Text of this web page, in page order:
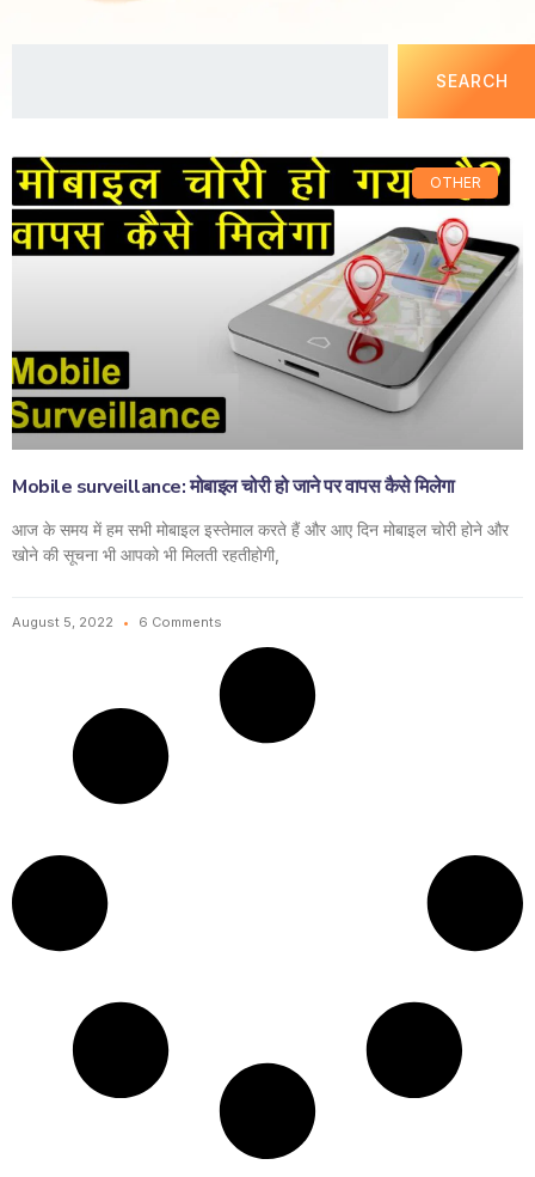
SEARCH
OTHER
Mobile surveillance: मोबाइल चोरी हो जाने पर वापस कैसे मिलेगा
आज के समय में हम सभी मोबाइल इस्तेमाल करते हैं और आए दिन मोबाइल चोरी होने और
खोने की सूचना भी आपको भी मिलती रहतीहोगी,
August 5, 2022 6 Comments